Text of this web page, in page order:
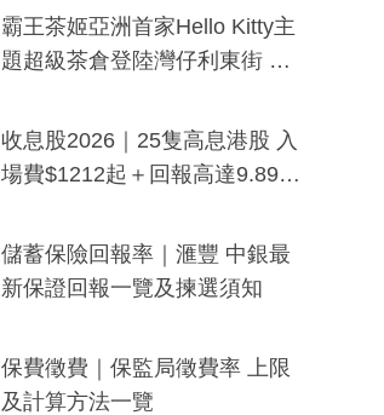
分鐘生成「貼地」宣傳短片
霸王茶姬亞洲首家Hello Kitty主
題超級茶倉登陸灣仔利東街 推
y及香港限定特調系列
收息股2026｜25隻高息港股 入
場費$1212起＋回報高達9.89
儲蓄保險回報率｜滙豐 中銀最
新保證回報一覽及揀選須知
保費徵費｜保監局徵費率 上限
及計算方法一覽